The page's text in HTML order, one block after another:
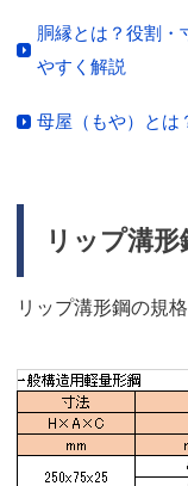
胴縁とは？役割・
やすく解説
母屋（もや）とは
リップ溝
リップ溝形鋼の規